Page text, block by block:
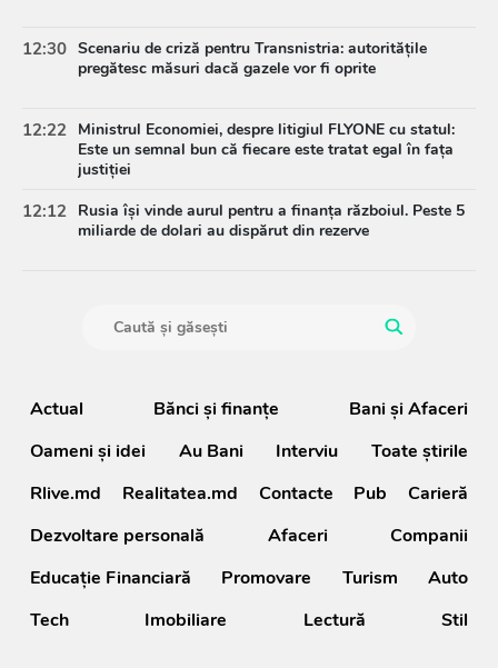
12:30 Scenariu de criză pentru Transnistria: autoritățile
pregătesc măsuri dacă gazele vor fi oprite
12:22 Ministrul Economiei, despre litigiul FLYONE cu statul:
Este un semnal bun că fiecare este tratat egal în fața
justiției
12:12 Rusia își vinde aurul pentru a finanța războiul. Peste 5
miliarde de dolari au dispărut din rezerve
Actual Bănci şi finanţe
Bani și Afaceri
Oameni şi idei
Au Bani Interviu
Toate știrile
Rlive.md
Realitatea.md Contacte Pub
Carieră
Dezvoltare personală
Afaceri
Companii
Educație Financiară
Promovare Turism
Auto
Tech
Imobiliare Lectură Stil